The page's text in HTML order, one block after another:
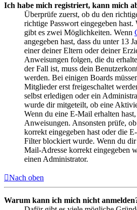
Ich habe mich registriert, kann mich
Überprüfe zuerst, ob du den
richtige Passwort eingegeben hast.
gibt es zwei Möglichkeiten. Wenn
angegeben hast, dass du unter 13
einer deiner Eltern oder deiner
Anweisungen folgen, die du
der Fall ist, muss dein
werden. Bei einigen Boards
Mitglieder erst freigeschaltet
selbst erledigen oder ein
wurde dir mitgeteilt, ob eine
Wenn du eine E-Mail erhalten
Anweisungen. Ansonsten prüfe,
korrekt eingegeben hast oder die
Filter blockiert wurde. Wenn du dir
Mail-Adresse korrekt eingegeben
einen Administrator.
Nach oben
Warum kann ich mich nicht